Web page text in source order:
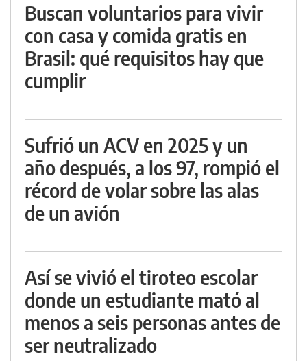
Buscan voluntarios para vivir
con casa y comida gratis en
Brasil: qué requisitos hay que
cumplir
Sufrió un ACV en 2025 y un
año después, a los 97, rompió el
récord de volar sobre las alas
de un avión
Así se vivió el tiroteo escolar
donde un estudiante mató al
menos a seis personas antes de
ser neutralizado